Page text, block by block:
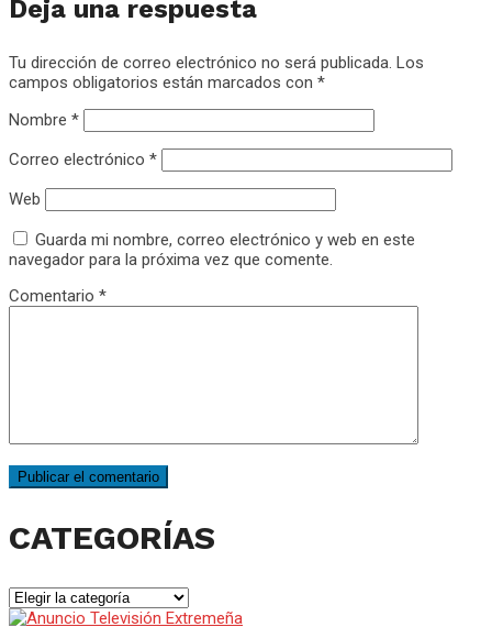
Deja una respuesta
Tu dirección de correo electrónico no será publicada. Los
campos obligatorios están marcados con *
Nombre *
Correo electrónico *
Web
Guarda mi nombre, correo electrónico y web en este
navegador para la próxima vez que comente.
Comentario *
CATEGORÍAS
CATEGORÍAS